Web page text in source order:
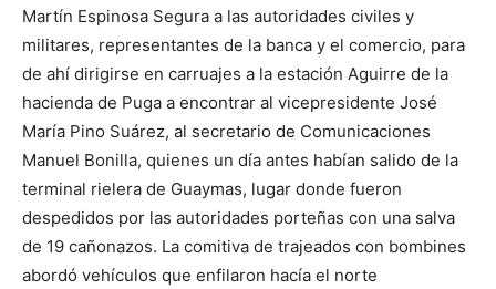
Martín Espinosa Segura a las autoridades civiles y
militares, representantes de la banca y el comercio, para
de ahí dirigirse en carruajes a la estación Aguirre de la
hacienda de Puga a encontrar al vicepresidente José
María Pino Suárez, al secretario de Comunicaciones
Manuel Bonilla, quienes un día antes habían salido de la
terminal rielera de Guaymas, lugar donde fueron
despedidos por las autoridades porteñas con una salva
de 19 cañonazos. La comitiva de trajeados con bombines
abordó vehículos que enfilaron hacía el norte